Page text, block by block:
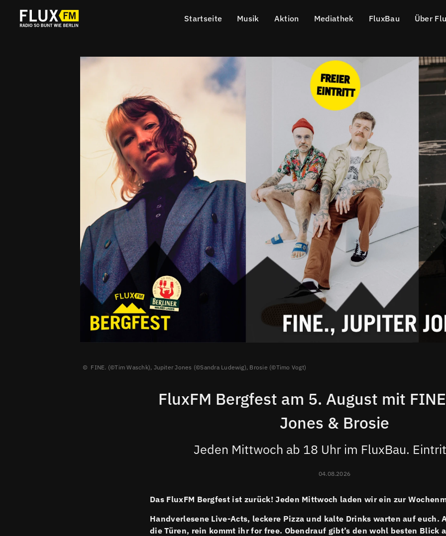
Startseite Musik Aktion Mediathek FluxBau Über
FINE. (©Tim Waschk), Jupiter Jones (©Sandra Ludewig), Brosie (©Timo Vogt)
FluxFM Bergfest am 5. August mit
Jones & Brosie
Jeden Mittwoch ab 18 Uhr im FluxBau.
04.08.2026
Das FluxFM Bergfest ist zurück! Jeden Mittwoch laden wir ein zur
Handverlesene Live-Acts, leckere Pizza und kalte Drinks warten auf euch.
die Türen, rein kommt ihr for free. Obendrauf gibt’s den wohl besten Blick